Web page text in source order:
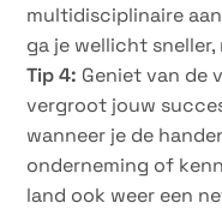
multidisciplinaire
ga je wellicht sneller,
Tip 4: Geniet van de
vergroot jouw
wanneer je de
onderneming of
land ook weer een